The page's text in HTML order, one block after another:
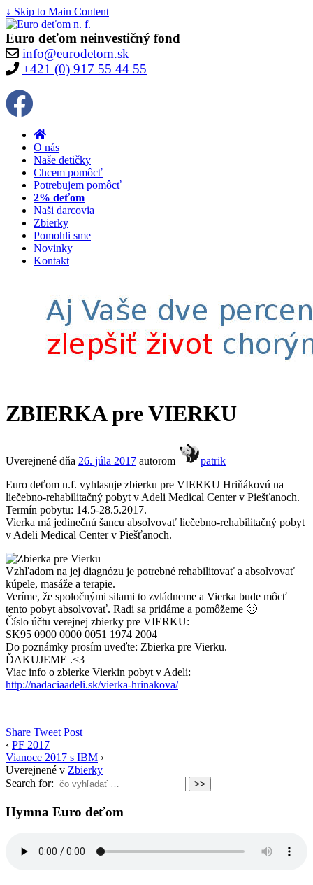
↓ Skip to Main Content
Euro deťom neinvestičný fond
info@eurodetom.sk
+421 (0) 917 55 44 55
O nás
Naše detičky
Chcem pomôcť
Potrebujem pomôcť
2% deťom
Naši darcovia
Zbierky
Pomohli sme
Novinky
Kontakt
ZBIERKA pre VIERKU
Uverejnené dňa 26. júla 2017 autorom
patrik
Euro deťom n.f. vyhlasuje zbierku pre VIERKU Hriňákovú na
liečebno-rehabilitačný pobyt v Adeli Medical Center v Piešťanoch.
Termín pobytu: 14.5-28.5.2017.
Vierka má jedinečnú šancu absolvovať liečebno-rehabilitačný pobyt
v Adeli Medical Center v Piešťanoch.
Vzhľadom na jej diagnózu je potrebné rehabilitovať a absolvovať
kúpele, masáže a terapie.
Veríme, že spoločnými silami to zvládneme a Vierka bude môcť
tento pobyt absolvovať. Radi sa pridáme a pomôžeme 🙂
Číslo účtu verejnej zbierky pre VIERKU:
SK95 0900 0000 0051 1974 2004
Do poznámky prosím uveďte: Zbierka pre Vierku.
ĎAKUJEME .<3
Viac info o zbierke Vierkin pobyt v Adeli:
http://nadaciaadeli.sk/vierka-hrinakova/
Share Tweet Post
‹ PF 2017
Vianoce 2017 s IBM ›
Uverejnené v Zbierky
Search for:
Hymna Euro deťom